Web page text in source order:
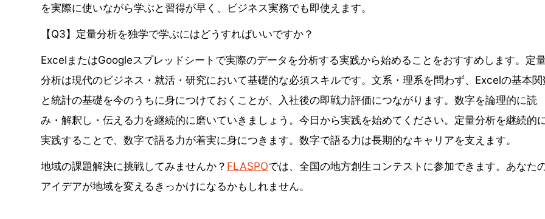
を実際に使いながら学ぶと習得が早く、ビジネス実務でも即使えます。
【Q3】定量分析を独学で学ぶにはどうすればいいですか？
ExcelまたはGoogleスプレッドシートで実際のデータを分析する実践から始めることをおすすめします。定
分析は現代のビジネス・就活・研究において基礎的な必須スキルです。文系・理系を問わず、Excelの基本関
と統計の基礎を今のうちに身につけておくことが、入社後の即戦力評価につながります。数字を論理的に読
み・解釈し・伝える力を継続的に磨いていきましょう。今日から実践を始めてください。定量分析を継続的
実践することで、数字で語る力が着実に身につきます。数字で語る力は長期的なキャリアを支えます。
地域の課題解決に挑戦してみませんか？ FLASPOでは、全国の地方創生コンテストに参加できます。あなた
アイデアが地域を変えるきっかけになるかもしれません。